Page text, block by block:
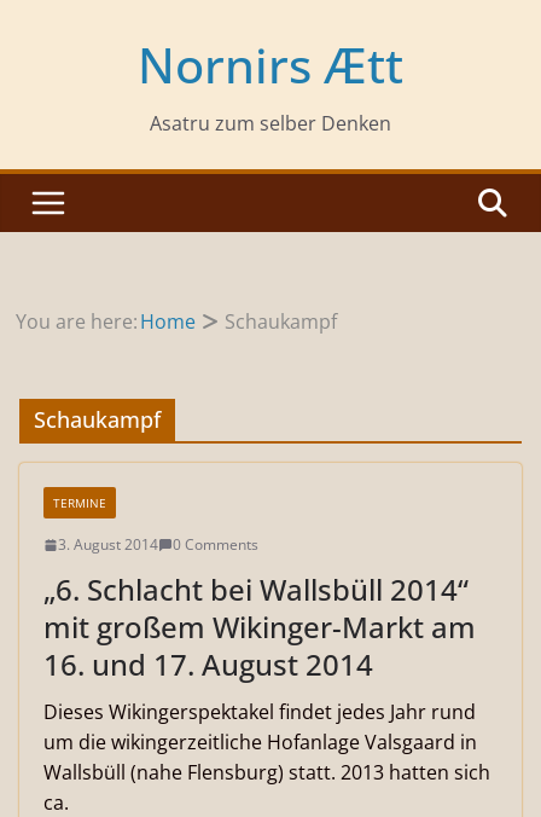
Nornirs Ætt
Asatru zum selber Denken
You are here:Home Schaukampf
Schaukampf
TERMINE
3. August 2014 0 Comments
„6. Schlacht bei Wallsbüll 2014“
mit großem Wikinger-Markt am
16. und 17. August 2014
Dieses Wikingerspektakel findet jedes Jahr rund
um die wikingerzeitliche Hofanlage Valsgaard in
Wallsbüll (nahe Flensburg) statt. 2013 hatten sich
ca.